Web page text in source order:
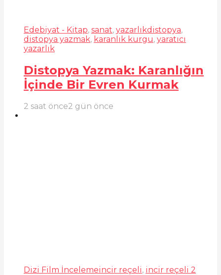
Edebiyat - Kitap, sanat, yazarlıkdistopya,
distopya yazmak, karanlık kurgu, yaratıcı
yazarlık
Distopya Yazmak: Karanlığın
İçinde Bir Evren Kurmak
2 saat önce2 gün önce
Dizi Film İncelemeincir reçeli, incir reçeli 2